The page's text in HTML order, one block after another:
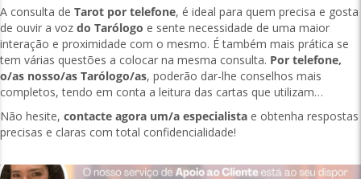
A consulta de Tarot por telefone, é ideal para quem precisa e gosta
de ouvir a voz do Tarólogo e sente necessidade de uma maior
interação e proximidade com o mesmo. É também mais prática se
tem várias questões a colocar na mesma consulta. Por telefone,
o/as nosso/as Tarólogo/as, poderão dar-lhe conselhos mais
completos, tendo em conta a leitura das cartas que utilizam…
Não hesite, contacte agora um/a especialista e obtenha respostas
precisas e claras com total confidencialidade!